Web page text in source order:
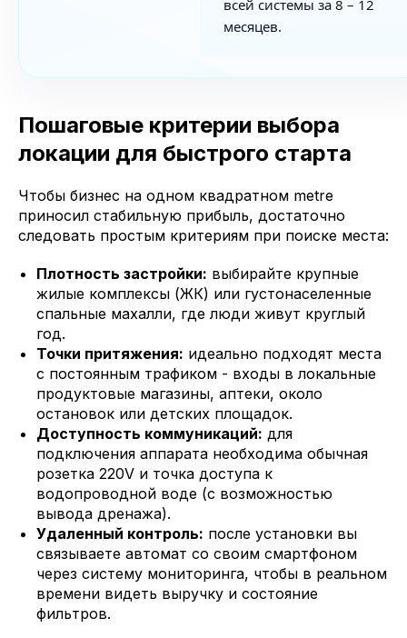
всей системы за 8 – 12
месяцев.
Пошаговые критерии выбора
локации для быстрого старта
Чтобы бизнес на одном квадратном metre
приносил стабильную прибыль, достаточно
следовать простым критериям при поиске места:
Плотность застройки: выбирайте крупные
жилые комплексы (ЖК) или густонаселенные
спальные махалли, где люди живут круглый
год.
Точки притяжения: идеально подходят места
с постоянным трафиком - входы в локальные
продуктовые магазины, аптеки, около
остановок или детских площадок.
Доступность коммуникаций: для
подключения аппарата необходима обычная
розетка 220V и точка доступа к
водопроводной воде (с возможностью
вывода дренажа).
Удаленный контроль: после установки вы
связываете автомат со своим смартфоном
через систему мониторинга, чтобы в реальном
времени видеть выручку и состояние
фильтров.